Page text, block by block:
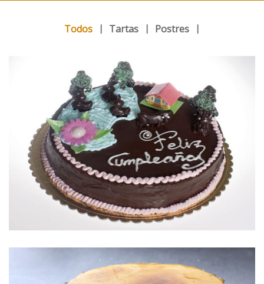
Todos Tartas Postres
TARTA DE CUMPLEAÑOS